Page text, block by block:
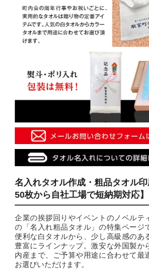
名入れタオル作成・粗品タオル
50枚から自社工場で短納期対応】
企業の挨拶回りやイベントのノベルテ
の「名入れ粗品タオル」の特集ページ
便利な白タオルから、少し高級感のあ
豊富にラインナップ。激安な外国製か
内産まで、ご予算や用途に合わせて最
お選びいただけます。